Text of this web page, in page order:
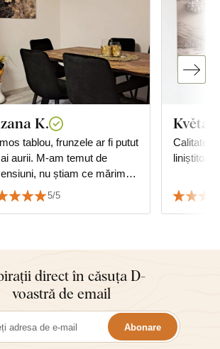
K.
tablou, frunzele ar fi putut
M-am temut de
nu știam ce mărime
să aleg, dar se
perfect și se asortează
5/5
Květa
Calitate
liniștitoare
direct în căsuța D-
voastră de email
Abonare